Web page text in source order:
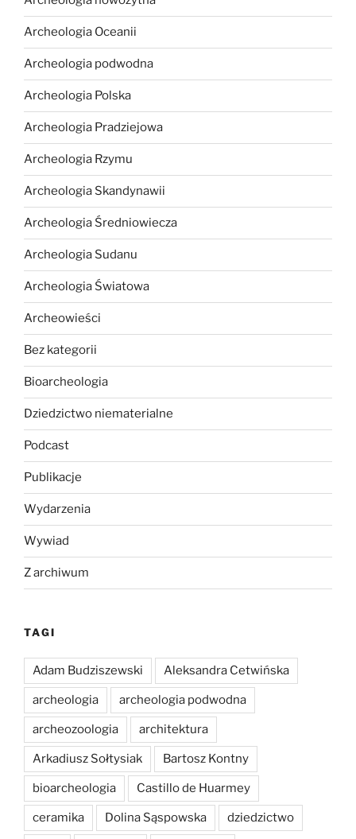
Archeologia Oceanii
Archeologia podwodna
Archeologia Polska
Archeologia Pradziejowa
Archeologia Rzymu
Archeologia Skandynawii
Archeologia Średniowiecza
Archeologia Sudanu
Archeologia Światowa
Archeowieści
Bez kategorii
Bioarcheologia
Dziedzictwo niematerialne
Podcast
Publikacje
Wydarzenia
Wywiad
Z archiwum
TAGI
Adam Budziszewski Aleksandra Cetwińska
archeologia archeologia podwodna
archeozoologia architektura
Arkadiusz Sołtysiak Bartosz Kontny
bioarcheologia Castillo de Huarmey
ceramika Dolina Sąspowska dziedzictwo